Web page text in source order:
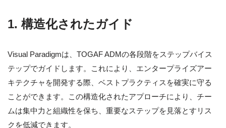
1. 構造化されたガイド
Visual Paradigmは、TOGAF ADMの各段階をステップバイス
テップでガイドします。これにより、エンタープライズアー
キテクチャを開発する際、ベストプラクティスを確実に守る
ことができます。この構造化されたアプローチにより、チー
ムは集中力と組織性を保ち、重要なステップを見落とすリス
クを低減できます。